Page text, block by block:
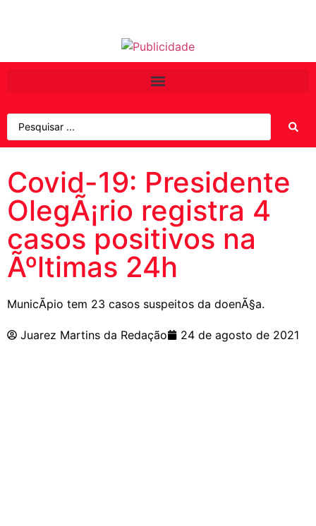
Covid-19: Presidente
OlegÃ¡rio registra 4
casos positivos na
Ãºltimas 24h
MunicÃ­pio tem 23 casos suspeitos da doenÃ§a.
Juarez Martins da Redação 24 de agosto de 2021